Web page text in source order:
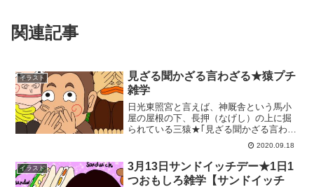
関連記事
イラスト
見ざる聞かざる言わざる★猿プチ
雑学
日光東照宮と言えば、神厩舎という馬小
屋の屋根の下、長押（なげし）の上に掘
られている三猿★｢見ざる聞かざる言わざ
る｣もしくは｢見ざる言わざる聞かざる｣な
んてことわざでよく知られていますよ
ね。今回は、その三猿について本当の意
味をご紹介すると共に...
2020.09.18
イラスト
3月13日サンドイッチデー★1日1
つおもしろ雑学【サンドイッチ